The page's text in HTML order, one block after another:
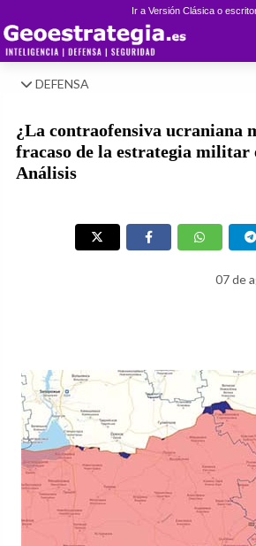
Ir a Versión Clásica o
DEFENSA
¿La contraofensiva ucraniana
fracaso de la estrategia militar
Análisis
07 de